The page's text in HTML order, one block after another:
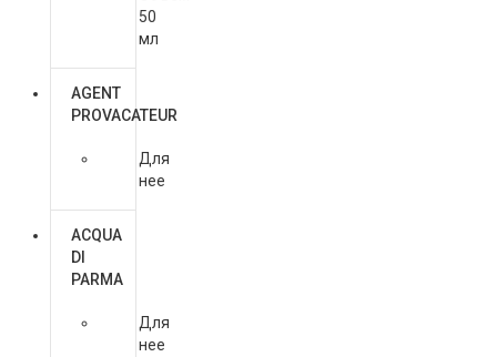
50
мл
AGENT
PROVACATEUR
Для
нее
ACQUA
DI
PARMA
Для
нее